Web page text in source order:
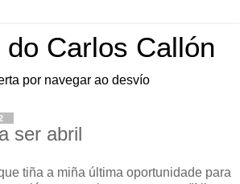
do Carlos Callón
por navegar ao desvío
ser abril
tiña a miña última oportunidade para